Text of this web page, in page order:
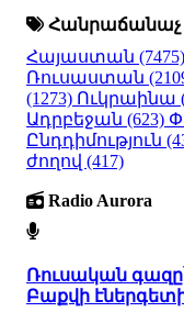
Հանրաճանաչ
Հայաստան (7475)
Ռուսաստան
(1273) Ուկրաինա
Ադրբեջան (623)
Ընդդիմություն
ժողով (417)
Radio Aurora
Ռուսական
Բաքվի